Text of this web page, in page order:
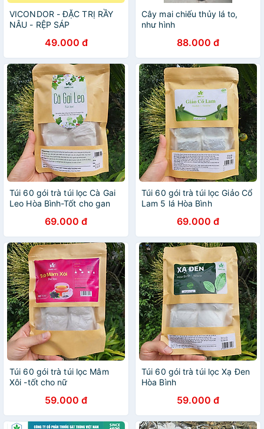
VICONDOR - ĐẶC TRỊ RẦY
NÂU - RỆP SÁP
49.000 đ
Cây mai chiếu thủy lá to,
như hình
88.000 đ
Túi 60 gói trà túi lọc Cà Gai
Leo Hòa Bình-Tốt cho gan
69.000 đ
Túi 60 gói trà túi lọc Giảo Cổ
Lam 5 lá Hòa Bình
69.000 đ
Túi 60 gói trà túi lọc Mâm
Xôi -tốt cho nữ
59.000 đ
Túi 60 gói trà túi lọc Xạ Đen
Hòa Bình
59.000 đ